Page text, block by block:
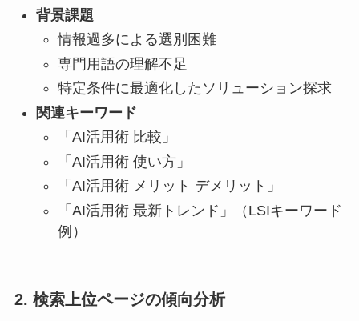
背景課題
情報過多による選別困難
専門用語の理解不足
特定条件に最適化したソリューション探求
関連キーワード
「AI活用術 比較」
「AI活用術 使い方」
「AI活用術 メリット デメリット」
「AI活用術 最新トレンド」（LSIキーワード
例）
2. 検索上位ページの傾向分析